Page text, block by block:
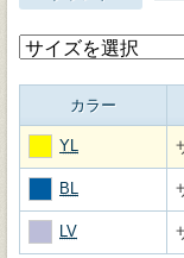
カラー
YL
BL
LV